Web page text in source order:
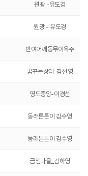
원광 -유도경
원광 - 유도경
반여어깨동무이옥주
꿈꾸는상리_김선영
영도중앙-이경선
동래튼튼이 김수영
동래튼튼이 김수영
금샘마을_김하영